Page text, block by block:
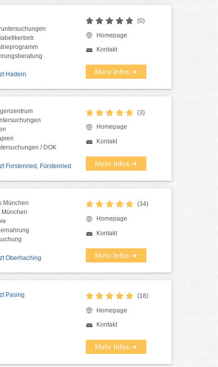
Hadern
(0)
Homepage
Kontakt
Mehr Infos ➜
/ DOK
Forstenried, Fürstenried
(3)
Homepage
Kontakt
Mehr Infos ➜
München
Oberhaching
(34)
Homepage
Kontakt
Mehr Infos ➜
Pasing (18)
Homepage
Kontakt
Mehr Infos ➜